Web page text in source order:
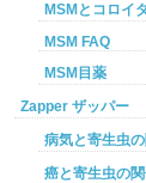
MSMとコロイ
MSM FAQ
MSM目薬
Zapper ザッパー
病気と寄生虫
癌と寄生虫の